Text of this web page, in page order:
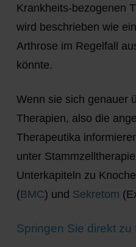
Krankheits-bezogenen
wird beschrieben wie
Arthrose im Regelfall
könnte.
Wenn sie sich genauer
Therapien, also die
Therapeutika
unter
Unterkapiteln zu
(BMC) und Sekretom
Springen Sie direkt